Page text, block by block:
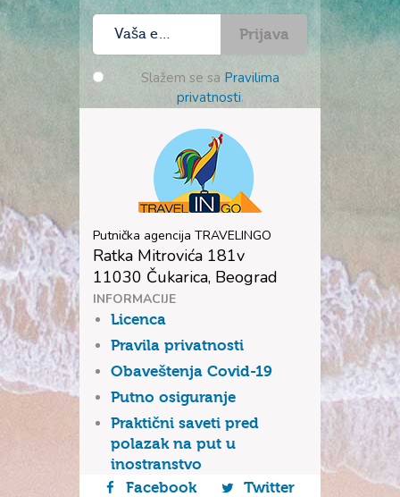
Prijava
Slažem se sa Pravilima
privatnosti.
Putnička agencija TRAVELINGO
Ratka Mitrovića 181v
11030 Čukarica, Beograd
INFORMACIJE
Licenca
Pravila privatnosti
Obaveštenja Covid-19
Putno osiguranje
Praktični saveti pred
polazak na put u
inostranstvo
Facebook
Twitter